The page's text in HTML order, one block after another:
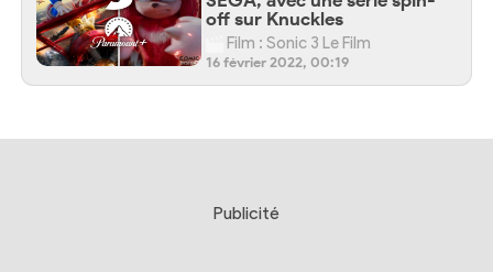
off sur Knuckles
Film : Sonic 3 Le Film
16 février 2022, 00:19
Publicité